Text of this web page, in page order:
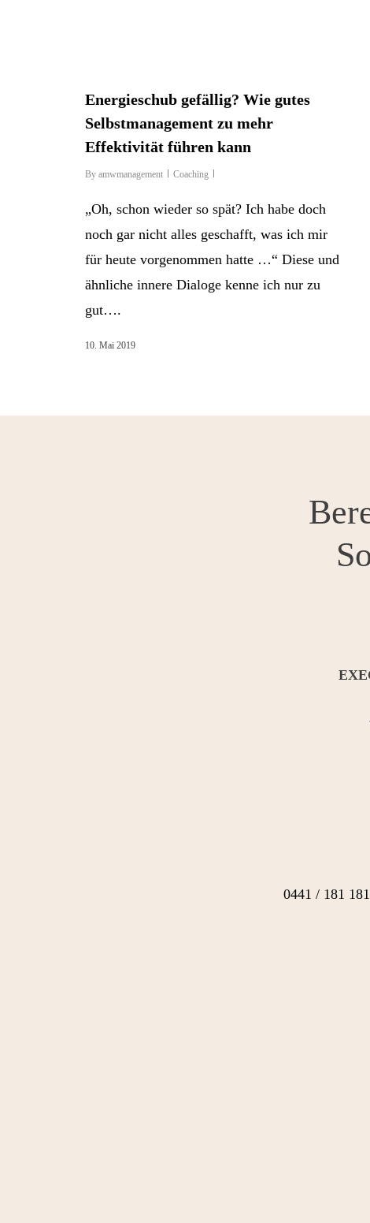
Energieschub gefällig? Wie gutes
Selbstmanagement zu mehr
Effektivität führen kann
By amwmanagement Coaching
„Oh, schon wieder so spät? Ich habe doch
noch gar nicht alles geschafft, was ich mir
für heute vorgenommen hatte …“ Diese und
ähnliche innere Dialoge kenne ich nur zu
gut….
10. Mai 2019
0441 / 181